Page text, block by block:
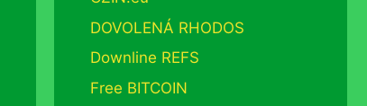
DOVOLENÁ RHODOS
Downline REFS
Free BITCOIN